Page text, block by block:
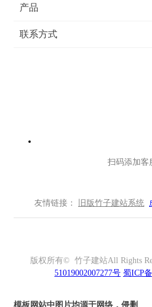
产品
联系方式
扫码添加客
友情链接： 旧版竹子建站系统
版权所有© 竹子建站All Rights
51019002007277号 蜀ICP备
模板网站中图片均源于网络，侵删